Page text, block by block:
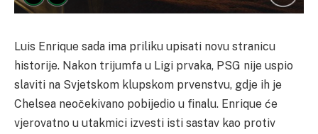
Luis Enrique sada ima priliku upisati novu stranicu
historije. Nakon trijumfa u Ligi prvaka, PSG nije uspio
slaviti na Svjetskom klupskom prvenstvu, gdje ih je
Chelsea neočekivano pobijedio u finalu. Enrique će
vjerovatno u utakmici izvesti isti sastav kao protiv